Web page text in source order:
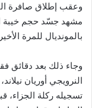
وعقب إطلاق صافرة
مشهد جسّد حجم خيبة
بالمونديال للمرة
وجاء ذلك بعد دقائق
النرويجي أوريان
تسجيله ركلة الجزاء،